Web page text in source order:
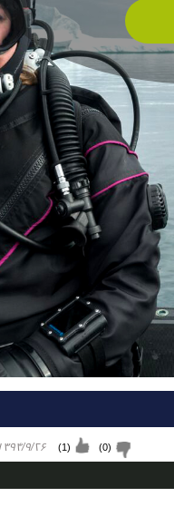
۱۳۹۴/۹/۲۶ (
1
) (
0
)